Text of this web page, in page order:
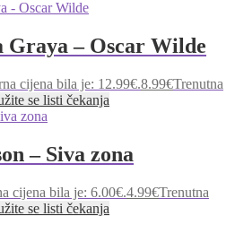
Graya – Oscar Wilde
cijena bila je: 12.99€.8.99€Trenutna
se listi čekanja
– Siva zona
cijena bila je: 6.00€.4.99€Trenutna
se listi čekanja